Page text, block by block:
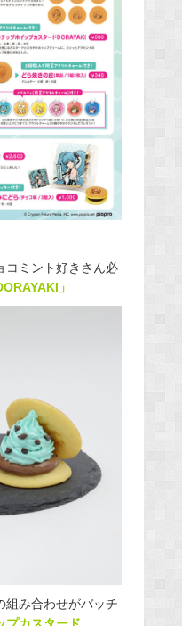
コミント好きさん必
」
組み合わせがバッチ
プカスタード